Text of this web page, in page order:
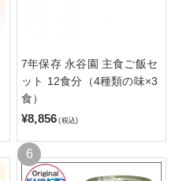
7年保存 永谷園 主食ご飯セ
ット 12食分（4種類の味×3
食）
¥8,856 (税込)